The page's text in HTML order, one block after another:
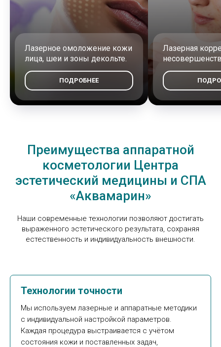
Лазерное омоложение кожи
лица, шеи и зоны декольте.
ПОДРОБНЕЕ
Лазерная
Преимущества аппаратной
косметологии Центра
эстетический медицины и СПА
«Аквамарин»
Наши современные технологии позволяют достигать
выраженного эстетического результата, сохраняя
естественность и индивидуальность внешности.
Технологии точности
Мы используем лазерные и аппаратные методики
с индивидуальной настройкой параметров.
Каждая процедура выстраивается с учётом
состояния кожи и поставленных задач,